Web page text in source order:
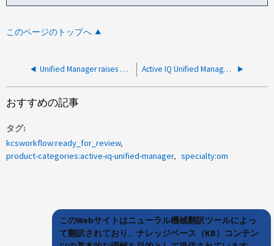
このページのトップへ
Unified Manager raises warning about no network interface for NFS Active IQ Unified ManagerがエラーアドバイザリID：NTAP-20160412-0001を報告
おすすめの記事
タグ
kcsworkflow:ready_for_review
product-categories:active-iq-unified-manager
specialty:om
このWebサイトはニューラル機械翻訳ツールによっ
て翻訳されており、ナレッジベース（KB）コンテン